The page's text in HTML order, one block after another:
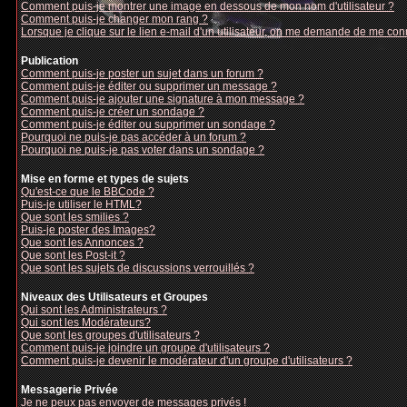
Comment puis-je montrer une image en dessous de mon nom d'utilisateur ?
Comment puis-je changer mon rang ?
Lorsque je clique sur le lien e-mail d'un utilisateur, on me demande de me
Publication
Comment puis-je poster un sujet dans un forum ?
Comment puis-je éditer ou supprimer un message ?
Comment puis-je ajouter une signature à mon message ?
Comment puis-je créer un sondage ?
Comment puis-je éditer ou supprimer un sondage ?
Pourquoi ne puis-je pas accéder à un forum ?
Pourquoi ne puis-je pas voter dans un sondage ?
Mise en forme et types de sujets
Qu'est-ce que le BBCode ?
Puis-je utiliser le HTML?
Que sont les smilies ?
Puis-je poster des Images?
Que sont les Annonces ?
Que sont les Post-it ?
Que sont les sujets de discussions verrouillés ?
Niveaux des Utilisateurs et Groupes
Qui sont les Administrateurs ?
Qui sont les Modérateurs?
Que sont les groupes d'utilisateurs ?
Comment puis-je joindre un groupe d'utilisateurs ?
Comment puis-je devenir le modérateur d'un groupe d'utilisateurs ?
Messagerie Privée
Je ne peux pas envoyer de messages privés !